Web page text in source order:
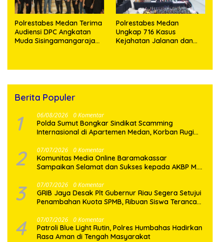
Polrestabes Medan Terima
Audiensi DPC Angkatan
Muda Sisingamangaraja
Polrestabes Medan
Ungkap 716 Kasus
Kejahatan Jalanan dan
Berita Populer
1 06/08/2026 0 Komentar
Polda Sumut Bongkar Sindikat Scamming
Internasional di Apartemen Medan, Korban Rugi
2 07/07/2026 0 Komentar
Komunitas Media Online Baramakassar
Sampaikan Selamat dan Sukses kepada AKBP M.
3 07/07/2026 0 Komentar
GRIB Jaya Desak Plt Gubernur Riau Segera Setujui
Penambahan Kuota SPMB, Ribuan Siswa Terancam
4 07/07/2026 0 Komentar
Patroli Blue Light Rutin, Polres Humbahas Hadirkan
Rasa Aman di Tengah Masyarakat